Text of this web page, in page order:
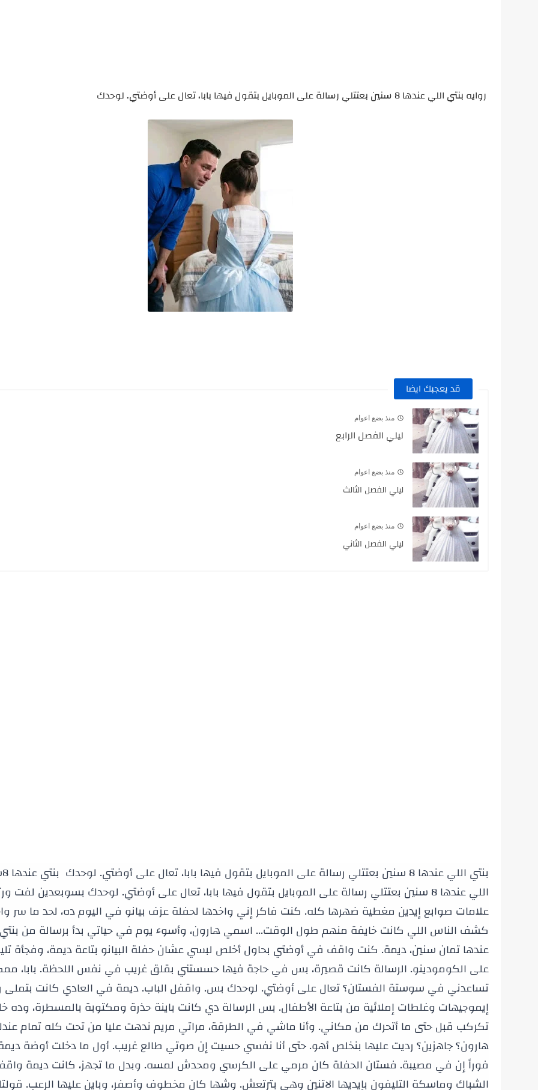
روايه بنتي اللي عندها 8 سنين بعتتلي رسالة على الموبايل بتقول فيها بابا، تعال على أوضتي. لوحدك
قد يعجبك ايضا
منذ بضع اعوام
ليلي الفصل الرابع
منذ بضع اعوام
ليلي الفصل الثالث
منذ بضع اعوام
ليلي الفصل الثاني
بنتي اللي عندها 8 سنين بعتتلي رسالة على الموبايل بتقول فيها بابا، تعال على أوضتي. لوحدك بنتي عندها 8سنين بنتي اللي عندها 8 سنين بعتتلي رسالة على الموبايل بتقول فيها بابا، تعال على أوضتي. لوحدك بسوبعدين لفت ورتني علامات صوابع إيدين مغطية ضهرها كله. كنت فاكر